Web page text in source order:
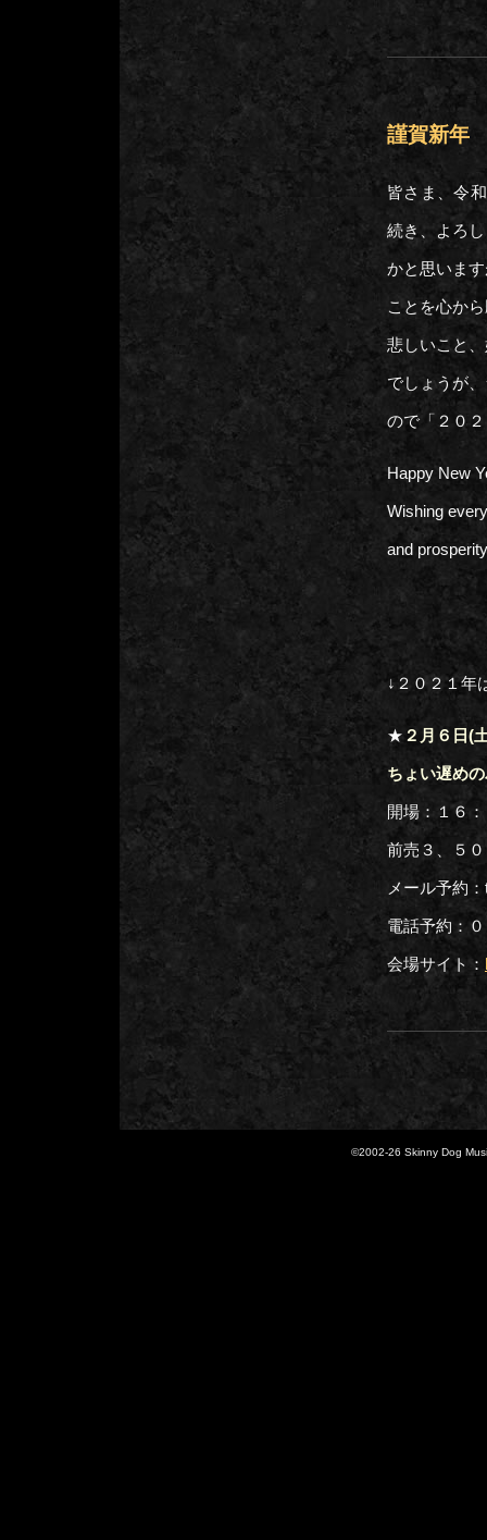
謹賀新年
皆さま、令
続き、よろ
かと思いま
ことを心か
悲しいこと
でしょうが
ので「２０
Happy New
Wishing
and
↓２０２１年
★ ２月６日(
ちょい遅め
開場：１６
前売３、５
メール予約
電話予約：
会場サイト：
©2002-26 Skinny Dog